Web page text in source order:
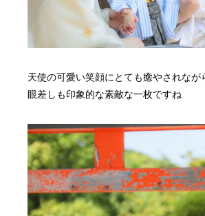
天使の可愛い笑顔にとても癒やされなが
眼差しも印象的な素敵な一枚ですね